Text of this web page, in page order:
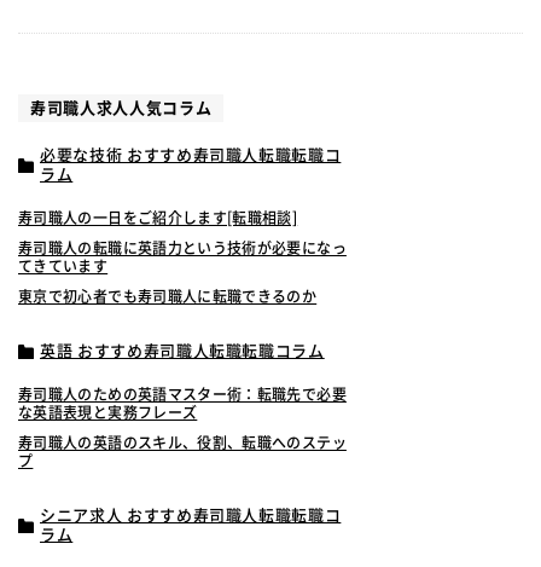
寿司職人求人人気コラム
必要な技術 おすすめ寿司職人転職転職コ
ラム
寿司職人の一日をご紹介します[転職相談]
寿司職人の転職に英語力という技術が必要になっ
てきています
東京で初心者でも寿司職人に転職できるのか
英語 おすすめ寿司職人転職転職コラム
寿司職人のための英語マスター術：転職先で必要
な英語表現と実務フレーズ
寿司職人の英語のスキル、役割、転職へのステッ
プ
シニア求人 おすすめ寿司職人転職転職コ
ラム